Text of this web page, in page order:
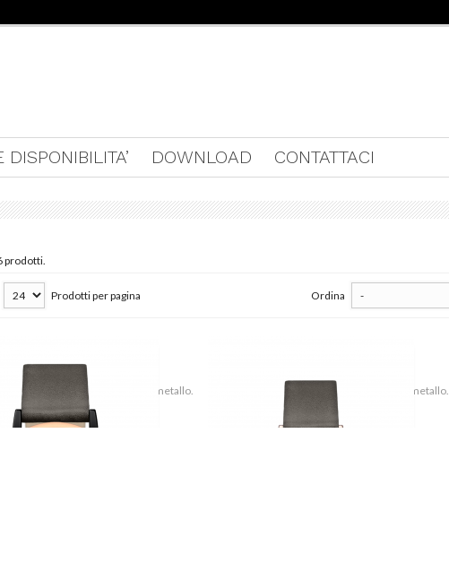
DOWNLOAD CONTATTACI
prodotti.
Prodotti per pagina Ordina
- M8279
tre lancette con ghiera in metallo. Contemporaneo tre lancette con ghiera in metallo.